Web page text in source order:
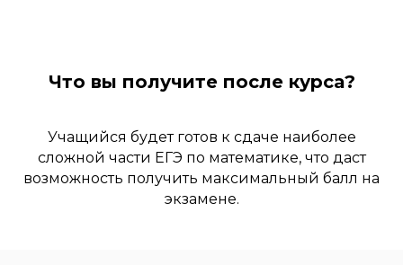
Что вы получите после курса?
Учащийся будет готов к сдаче наиболее
сложной части ЕГЭ по математике, что даст
возможность получить максимальный балл на
экзамене.